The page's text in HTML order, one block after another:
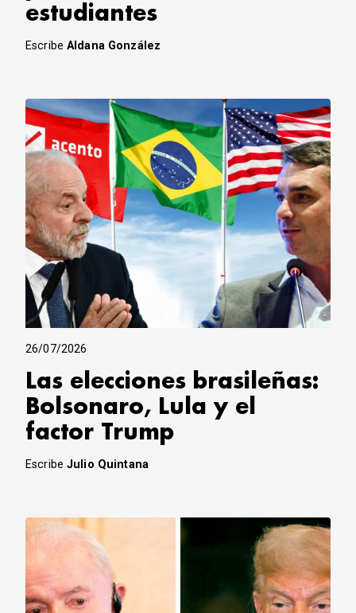
estudiantes
EscribeAldana González
26/07/2026
Las elecciones brasileñas:
Bolsonaro, Lula y el
factor Trump
EscribeJulio Quintana